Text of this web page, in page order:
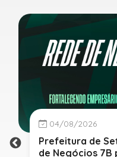
04/08/2026
Prefeitura de
de Negócios